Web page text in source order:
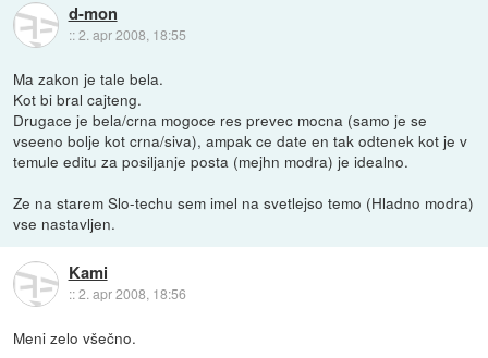
d-mon
::2. apr 2008, 18:55
Ma zakon je tale bela.
Kot bi bral cajteng.
Drugace je bela/crna mogoce res prevec mocna (samo je se
vseeno bolje kot crna/siva), ampak ce date en tak odtenek kot je v
temule editu za posiljanje posta (mejhn modra) je idealno.
Ze na starem Slo-techu sem imel na svetlejso temo (Hladno modra)
vse nastavljen.
Kami
::2. apr 2008, 18:56
Meni zelo všečno.